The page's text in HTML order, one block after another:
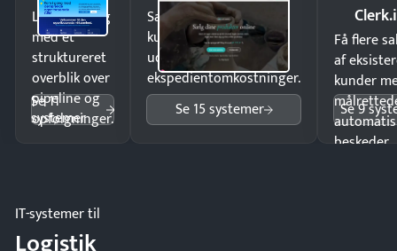
Luk flere salg
med et
struktureret
overblik over
pipeline og
opfølgninger.
Se 11
systemer
Sælg produkter 24/7 til
kunder i hele landet
uden
ekspedientomkostninger.
Se 15 systemer
Få flere
af
kunder
beskeder.
Se 9
IT-systemer til